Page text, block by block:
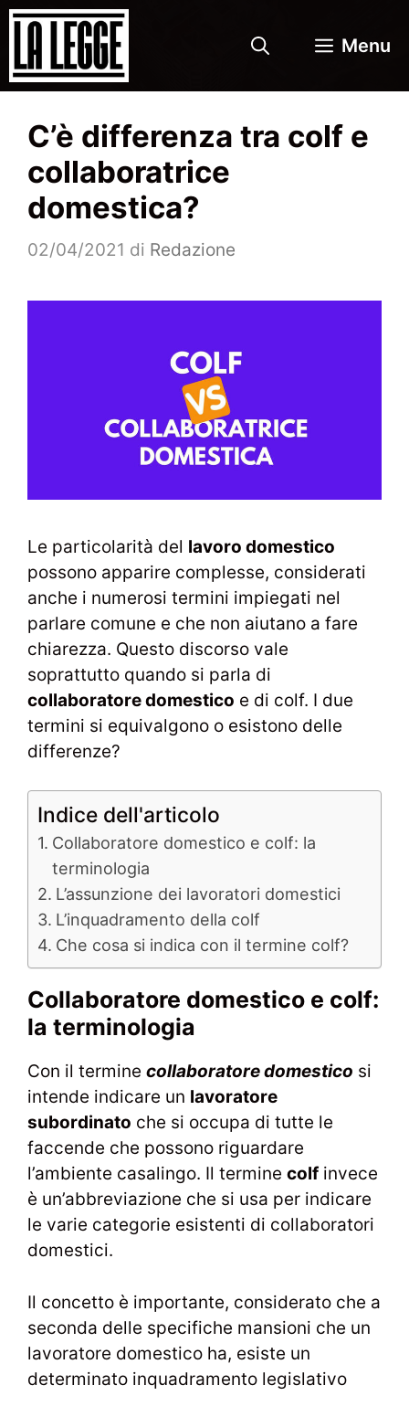
Vai
contenuto
Menu
C’è differenza tra colf e
collaboratrice
domestica?
02/04/2021 di Redazione
Le particolarità del lavoro domestico
possono apparire complesse, considerati
anche i numerosi termini impiegati nel
parlare comune e che non aiutano a fare
chiarezza. Questo discorso vale
soprattutto quando si parla di
collaboratore domestico e di colf. I due
termini si equivalgono o esistono delle
differenze?
Indice dell'articolo
Collaboratore domestico e colf: la
terminologia
L’assunzione dei lavoratori domestici
L’inquadramento della colf
Che cosa si indica con il termine colf?
Collaboratore domestico e colf:
la terminologia
Con il termine collaboratore domestico si
intende indicare un lavoratore
subordinato che si occupa di tutte le
faccende che possono riguardare
l’ambiente casalingo. Il termine colf invece
è un’abbreviazione che si usa per indicare
le varie categorie esistenti di collaboratori
domestici.
Il concetto è importante, considerato che a
seconda delle specifiche mansioni che un
lavoratore domestico ha, esiste un
determinato inquadramento legislativo